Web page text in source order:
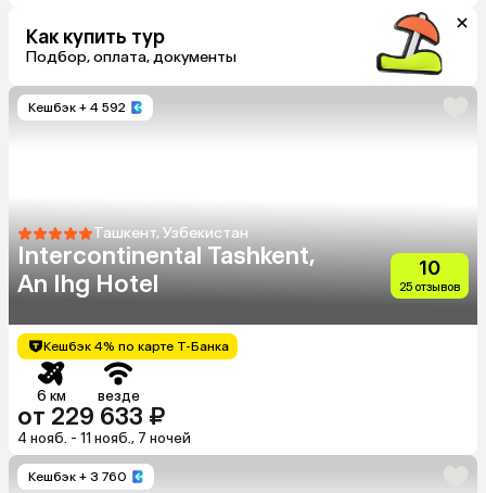
Как купить тур
Подбор, оплата, документы
Кешбэк + 4 592
Ташкент, Узбекистан
Intercontinental Tashkent,
An Ihg Hotel
10
25 отзывов
Кешбэк 4% по карте Т-Банка
6 км везде
от 229 633 ₽
4 нояб. - 11 нояб., 7 ночей
Кешбэк + 3 760